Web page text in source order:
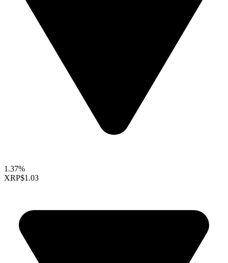
1.37%
XRP$1.03